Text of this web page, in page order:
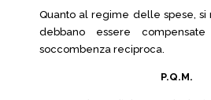
Quanto al regime delle spese, si
debbano essere
soccombenza reciproca.
P.Q.M.